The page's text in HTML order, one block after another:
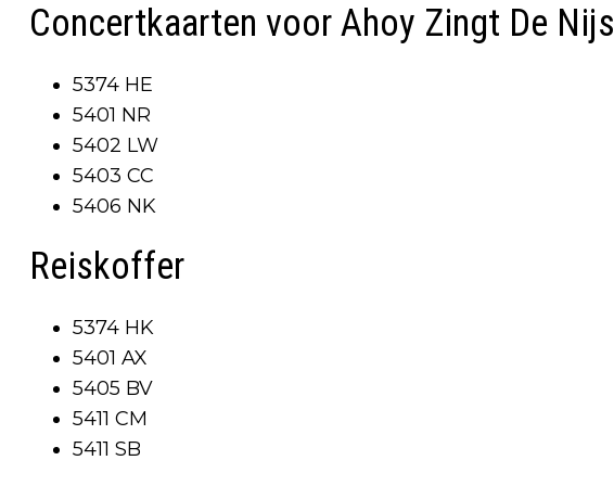
Concertkaarten voor Ahoy Zingt De Nijs
5374 HE
5401 NR
5402 LW
5403 CC
5406 NK
Reiskoffer
5374 HK
5401 AX
5405 BV
5411 CM
5411 SB